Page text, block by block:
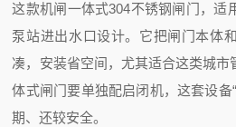
这款机闸一体式304不锈钢闸门，适
泵站进出水口设计。它把闸门本体
凑，安装省空间，尤其适合这类城市
体式闸门要单独配启闭机，这套设备
期、还较安全。